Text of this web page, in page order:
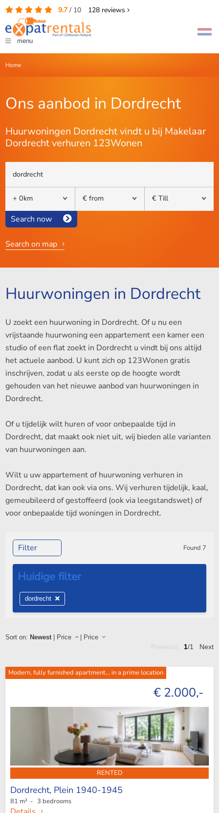
9.7/ 10 128reviews
menu
Home
Ons aanbod in Dordrecht
Huurwoningen Dordrecht vindt u bij Makelaar
Dordrecht verhuren 123Wonen
Search now
Search on map
Huurwoningen in Dordrecht
U zoekt een huurwoning in Dordrecht. Of u nu een
vrijstaande huurwoning een appartement een kamer een
studio of een flat zoekt in Dordrecht u vindt bij ons altijd
het actuele aanbod. U kunt zich op 123Wonen gratis
inschrijven, zodat u als eerste op de hoogte wordt
gehouden van het nieuwe aanbod van huurwoningen in
Dordrecht.
Of u tijdelijk wilt huren of voor onbepaalde tijd in
Dordrecht, dat maakt ook niet uit, wij bieden alle varianten
van huurwoningen aan.
Wilt u uw appartement of huurwoning verhuren in
Dordrecht, dat kan ook via ons. Wij verhuren tijdelijk, kaal,
gemeubileerd of gestoffeerd (ook via leegstandswet) of
voor onbepaalde tijd woningen in Dordrecht.
Sort on: Newest| Price | Price
1/1 Next
Modern, fully furnished apartment... in a prime location
€ 2.000,-
RENTED
Dordrecht, Plein 1940-1945
81 m² - 3 bedrooms
Filter Found 7
dordrecht